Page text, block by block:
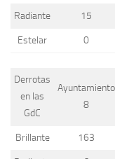
Radiante 15
Estelar 0
Derrotas
en las
GdC
Ayuntamiento
8
Brillante 163